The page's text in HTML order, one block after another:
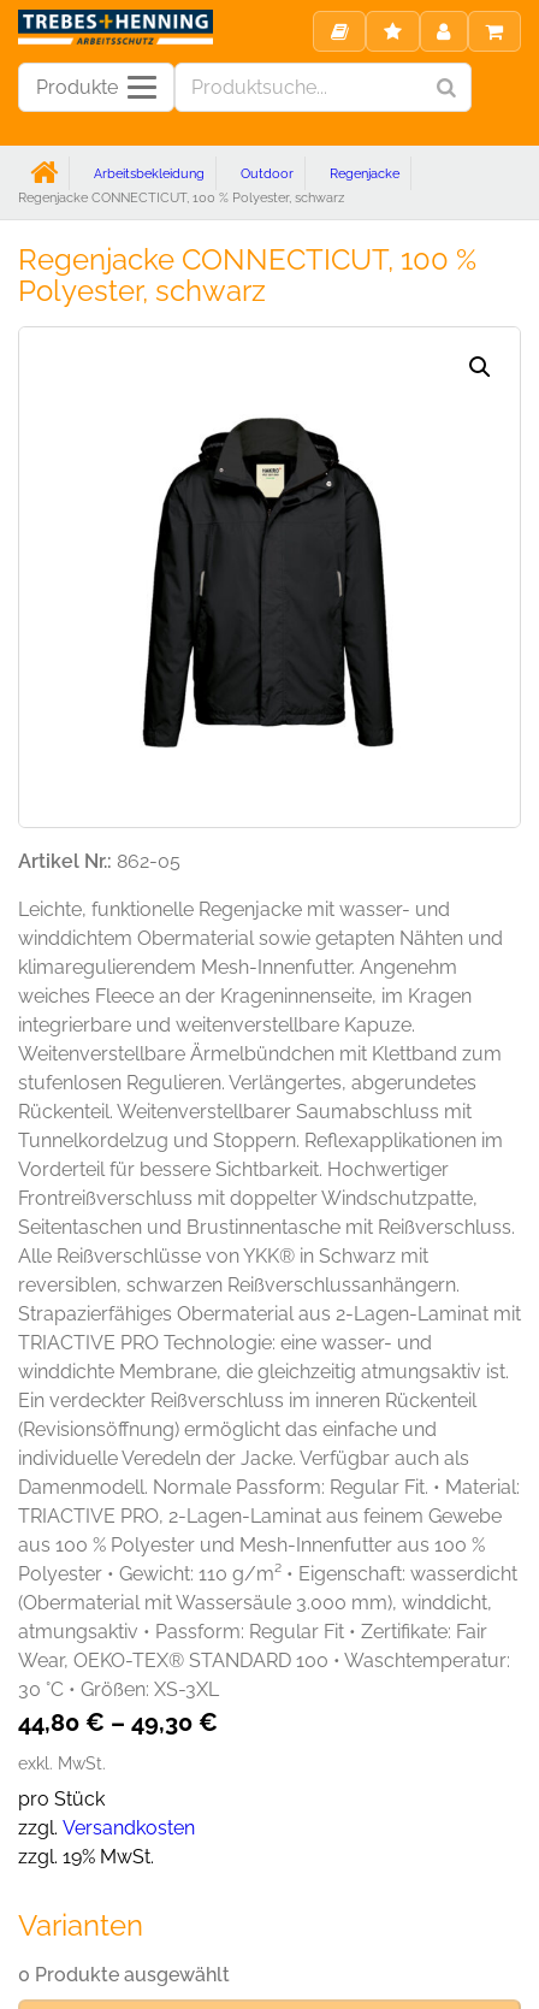
Produkte
Arbeitsbekleidung Outdoor
Regenjacke
Regenjacke CONNECTICUT, 100 % Polyester, schwarz
Regenjacke CONNECTICUT, 100 %
Polyester, schwarz
Artikel Nr.: 862-05
Leichte, funktionelle Regenjacke mit wasser- und
winddichtem Obermaterial sowie getapten Nähten und
klimaregulierendem Mesh-Innenfutter. Angenehm
weiches Fleece an der Krageninnenseite, im Kragen
integrierbare und weitenverstellbare Kapuze.
Weitenverstellbare Ärmelbündchen mit Klettband zum
stufenlosen Regulieren. Verlängertes, abgerundetes
Rückenteil. Weitenverstellbarer Saumabschluss mit
Tunnelkordelzug und Stoppern. Reflexapplikationen im
Vorderteil für bessere Sichtbarkeit. Hochwertiger
Frontreißverschluss mit doppelter Windschutzpatte,
Seitentaschen und Brustinnentasche mit Reißverschluss.
Alle Reißverschlüsse von YKK® in Schwarz mit
reversiblen, schwarzen Reißverschlussanhängern.
Strapazierfähiges Obermaterial aus 2-Lagen-Laminat mit
TRIACTIVE PRO Technologie: eine wasser- und
winddichte Membrane, die gleichzeitig atmungsaktiv ist.
Ein verdeckter Reißverschluss im inneren Rückenteil
(Revisionsöffnung) ermöglicht das einfache und
individuelle Veredeln der Jacke. Verfügbar auch als
Damenmodell. Normale Passform: Regular Fit. • Material:
TRIACTIVE PRO, 2-Lagen-Laminat aus feinem Gewebe
aus 100 % Polyester und Mesh-Innenfutter aus 100 %
Polyester • Gewicht: 110 g/m² • Eigenschaft: wasserdicht
(Obermaterial mit Wassersäule 3.000 mm), winddicht,
atmungsaktiv • Passform: Regular Fit • Zertifikate: Fair
Wear, OEKO-TEX® STANDARD 100 • Waschtemperatur:
30 °C • Größen: XS-3XL
44,80 € – 49,30 €
exkl. MwSt.
pro Stück
zzgl. Versandkosten
zzgl. 19% MwSt.
Varianten
0 Produkte ausgewählt